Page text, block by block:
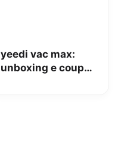
yeedi vac max:
unboxing e coupon